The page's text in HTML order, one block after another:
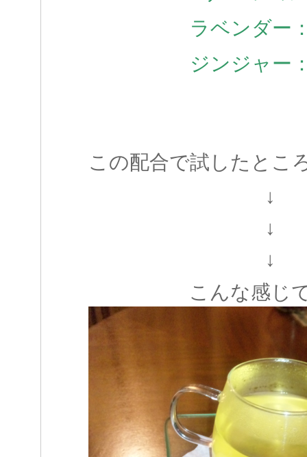
ラベンダ
ジンジャー
この配合で試したとこ
↓
↓
↓
こんな感じ